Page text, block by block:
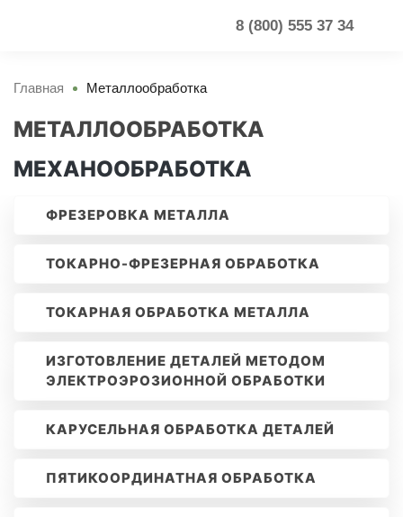
8 (800) 555 37 34
Главная Металлообработка
МЕТАЛЛООБРАБОТКА
МЕХАНООБРАБОТКА
ФРЕЗЕРОВКА МЕТАЛЛА
ТОКАРНО-ФРЕЗЕРНАЯ ОБРАБОТКА
ТОКАРНАЯ ОБРАБОТКА МЕТАЛЛА
ИЗГОТОВЛЕНИЕ ДЕТАЛЕЙ МЕТОДОМ
ЭЛЕКТРОЭРОЗИОННОЙ ОБРАБОТКИ
КАРУСЕЛЬНАЯ ОБРАБОТКА ДЕТАЛЕЙ
ПЯТИКООРДИНАТНАЯ ОБРАБОТКА